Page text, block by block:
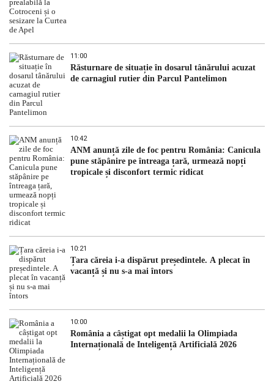
11:00
Răsturnare de situație în dosarul tânărului acuzat
de carnagiul rutier din Parcul Pantelimon
10:42
ANM anunță zile de foc pentru România: Canicula
pune stăpânire pe întreaga țară, urmează nopți
tropicale și disconfort termic ridicat
10:21
Țara căreia i-a dispărut președintele. A plecat în
vacanță și nu s-a mai întors
10:00
România a câștigat opt medalii la Olimpiada
Internațională de Inteligență Artificială 2026